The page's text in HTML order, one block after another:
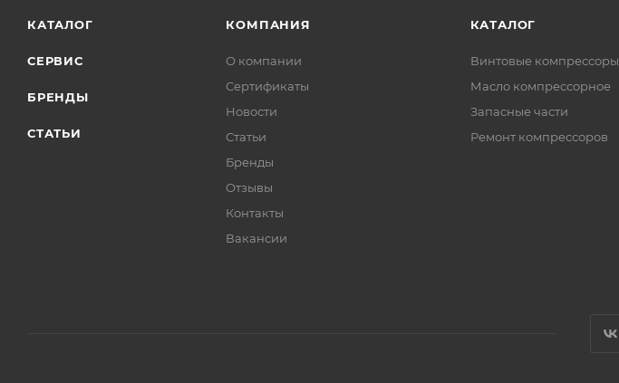
КАТАЛОГ
СЕРВИС
БРЕНДЫ
СТАТЬИ
КОМПАНИЯ
О компании
Сертификаты
Новости
Статьи
Бренды
Отзывы
Контакты
Вакансии
КАТАЛОГ
Винтовые компрессоры
Масло компрессорное
Запасные части
Ремонт компрессоров